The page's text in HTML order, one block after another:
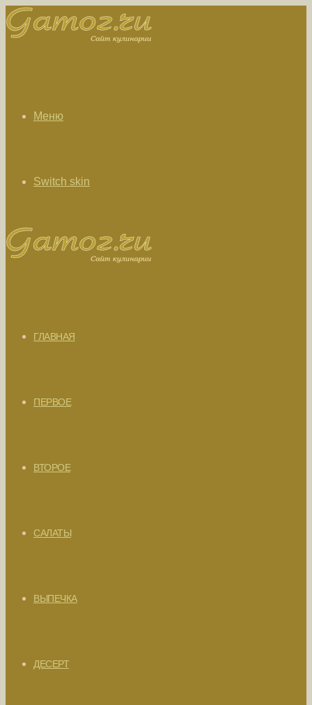
Меню
Switch skin
ГЛАВНАЯ
ПЕРВОЕ
ВТОРОЕ
САЛАТЫ
ВЫПЕЧКА
ДЕСЕРТ